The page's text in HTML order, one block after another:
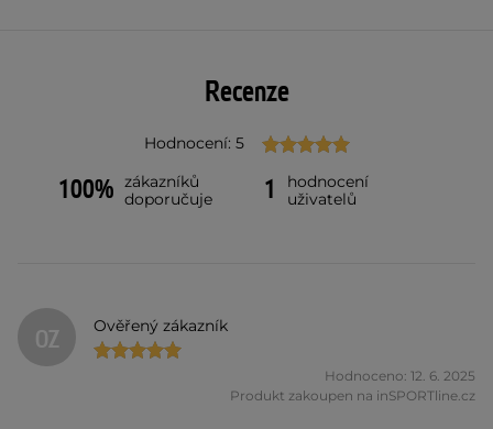
Recenze
Hodnocení: 5
100% zákazníků
doporučuje
1
hodnocení
uživatelů
OZ Ověřený zákazník
Hodnoceno: 12. 6. 2025
Produkt zakoupen na inSPORTline.cz